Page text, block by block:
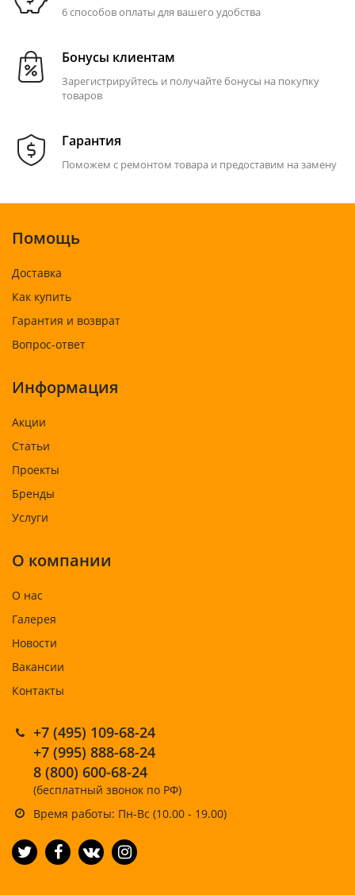
6 способов оплаты для вашего удобства
Бонусы клиентам
Зарегистрируйтесь и получайте бонусы на покупку
товаров
Гарантия
Поможем с ремонтом товара и предоставим на замену
Помощь
Доставка
Как купить
Гарантия и возврат
Вопрос-ответ
Информация
Акции
Статьи
Проекты
Бренды
Услуги
О компании
О нас
Галерея
Новости
Вакансии
Контакты
+7 (495) 109-68-24
+7 (995) 888-68-24
8 (800) 600-68-24
(бесплатный звонок по РФ)
Время работы: Пн-Вс (10.00 - 19.00)